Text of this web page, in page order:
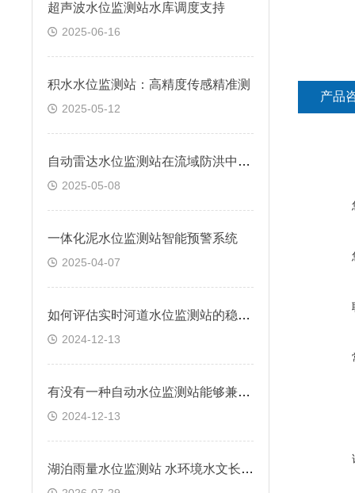
超声波水位监测站水库调度支持
2025-06-16
积水水位监测站：高精度传感精准测
2025-05-12
自动雷达水位监测站在流域防洪中的应用研究
2025-05-08
一体化泥水位监测站智能预警系统
2025-04-07
如何评估实时河道水位监测站的稳定性和可靠性？
2024-12-13
有没有一种自动水位监测站能够兼容多种数据传输方式？
2024-12-13
湖泊雨量水位监测站 水环境水文长期观测方案
产品